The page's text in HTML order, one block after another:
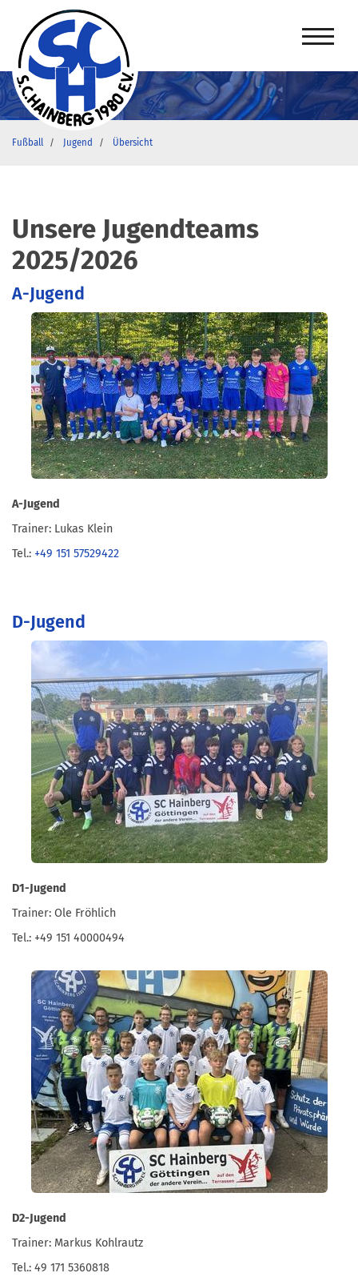
Fußball Jugend Übersicht
Unsere Jugendteams
2025/2026
A-Jugend
A-Jugend
Trainer: Lukas Klein
Tel.: +49 151 57529422
D-Jugend
D1-Jugend
Trainer: Ole Fröhlich
Tel.: +49 151 40000494
D2-Jugend
Trainer: Markus Kohlrautz
Tel.: 49 171 5360818